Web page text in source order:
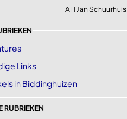
AH Jan Schuurhuis
Links
in Biddinghuizen
RUBRIEKEN